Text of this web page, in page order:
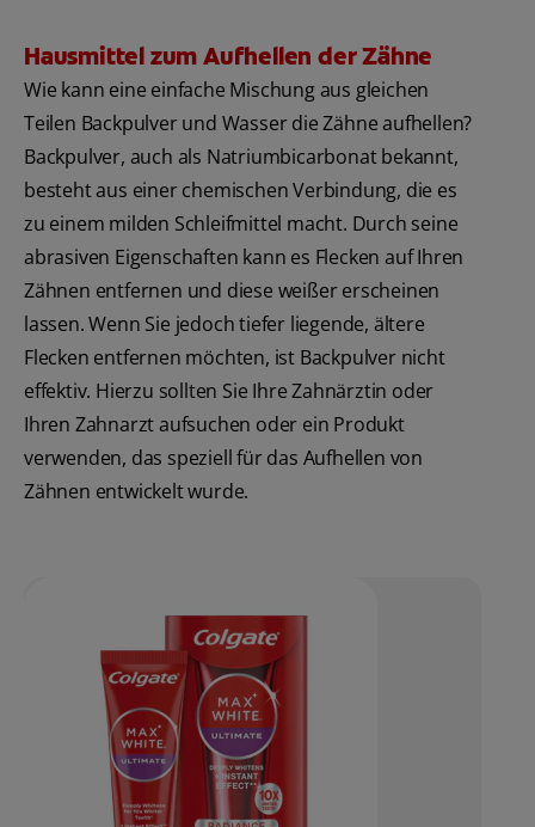
Hausmittel zum Aufhellen der Zähne
Wie kann eine einfache Mischung aus gleichen
Teilen Backpulver und Wasser die Zähne aufhellen?
Backpulver, auch als Natriumbicarbonat bekannt,
besteht aus einer chemischen Verbindung, die es
zu einem milden Schleifmittel macht. Durch seine
abrasiven Eigenschaften kann es Flecken auf Ihren
Zähnen entfernen und diese weißer erscheinen
lassen. Wenn Sie jedoch tiefer liegende, ältere
Flecken entfernen möchten, ist Backpulver nicht
effektiv. Hierzu sollten Sie Ihre Zahnärztin oder
Ihren Zahnarzt aufsuchen oder ein Produkt
verwenden, das speziell für das Aufhellen von
Zähnen entwickelt wurde.